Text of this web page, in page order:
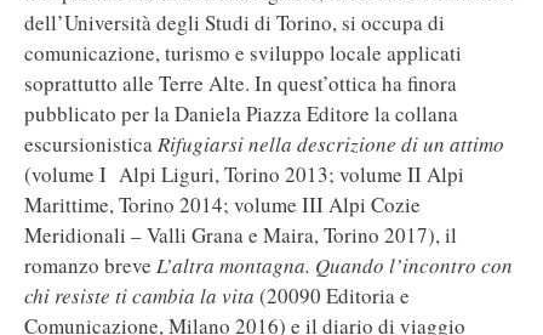
dell’Università degli Studi di Torino, si occupa di
comunicazione, turismo e sviluppo locale applicati
soprattutto alle Terre Alte. In quest’ottica ha finora
pubblicato per la Daniela Piazza Editore la collana
escursionistica Rifugiarsi nella descrizione di un attimo
(volume I Alpi Liguri, Torino 2013; volume II Alpi
Marittime, Torino 2014; volume III Alpi Cozie
Meridionali – Valli Grana e Maira, Torino 2017), il
romanzo breve L’altra montagna. Quando l’incontro con
chi resiste ti cambia la vita (20090 Editoria e
Comunicazione, Milano 2016) e il diario di viaggio